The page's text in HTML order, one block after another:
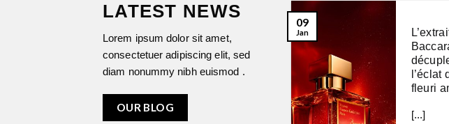
LATEST NEWS
Lorem ipsum dolor sit amet,
consectetuer adipiscing elit, sed
diam nonummy nibh euismod .
OUR BLOG
l’éclat
fleuri
[...]
09
Jan
BURBERRY HERO –
FRAGRANCE FOR
MEN